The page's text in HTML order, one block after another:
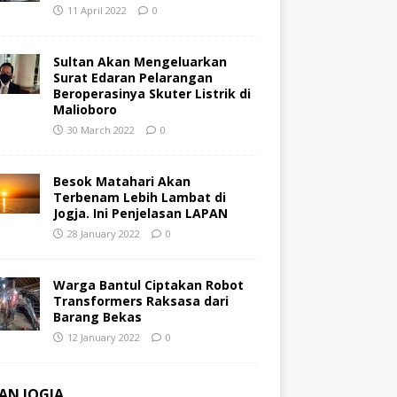
11 April 2022 0
Sultan Akan Mengeluarkan
Surat Edaran Pelarangan
Beroperasinya Skuter Listrik di
Malioboro
30 March 2022 0
Besok Matahari Akan
Terbenam Lebih Lambat di
Jogja. Ini Penjelasan LAPAN
28 January 2022 0
Warga Bantul Ciptakan Robot
Transformers Raksasa dari
Barang Bekas
12 January 2022 0